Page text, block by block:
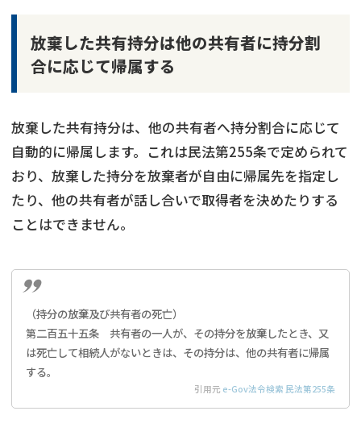
放棄した共有持分は他の共有者に持分割
合に応じて帰属する
放棄した共有持分は、他の共有者へ持分割合に応じて
自動的に帰属します。これは民法第255条で定められて
おり、放棄した持分を放棄者が自由に帰属先を指定し
たり、他の共有者が話し合いで取得者を決めたりする
ことはできません。
（持分の放棄及び共有者の死亡）
第二百五十五条 共有者の一人が、その持分を放棄したとき、又
は死亡して相続人がないときは、その持分は、他の共有者に帰属
する。
引用元 e-Gov法令検索 民法第255条